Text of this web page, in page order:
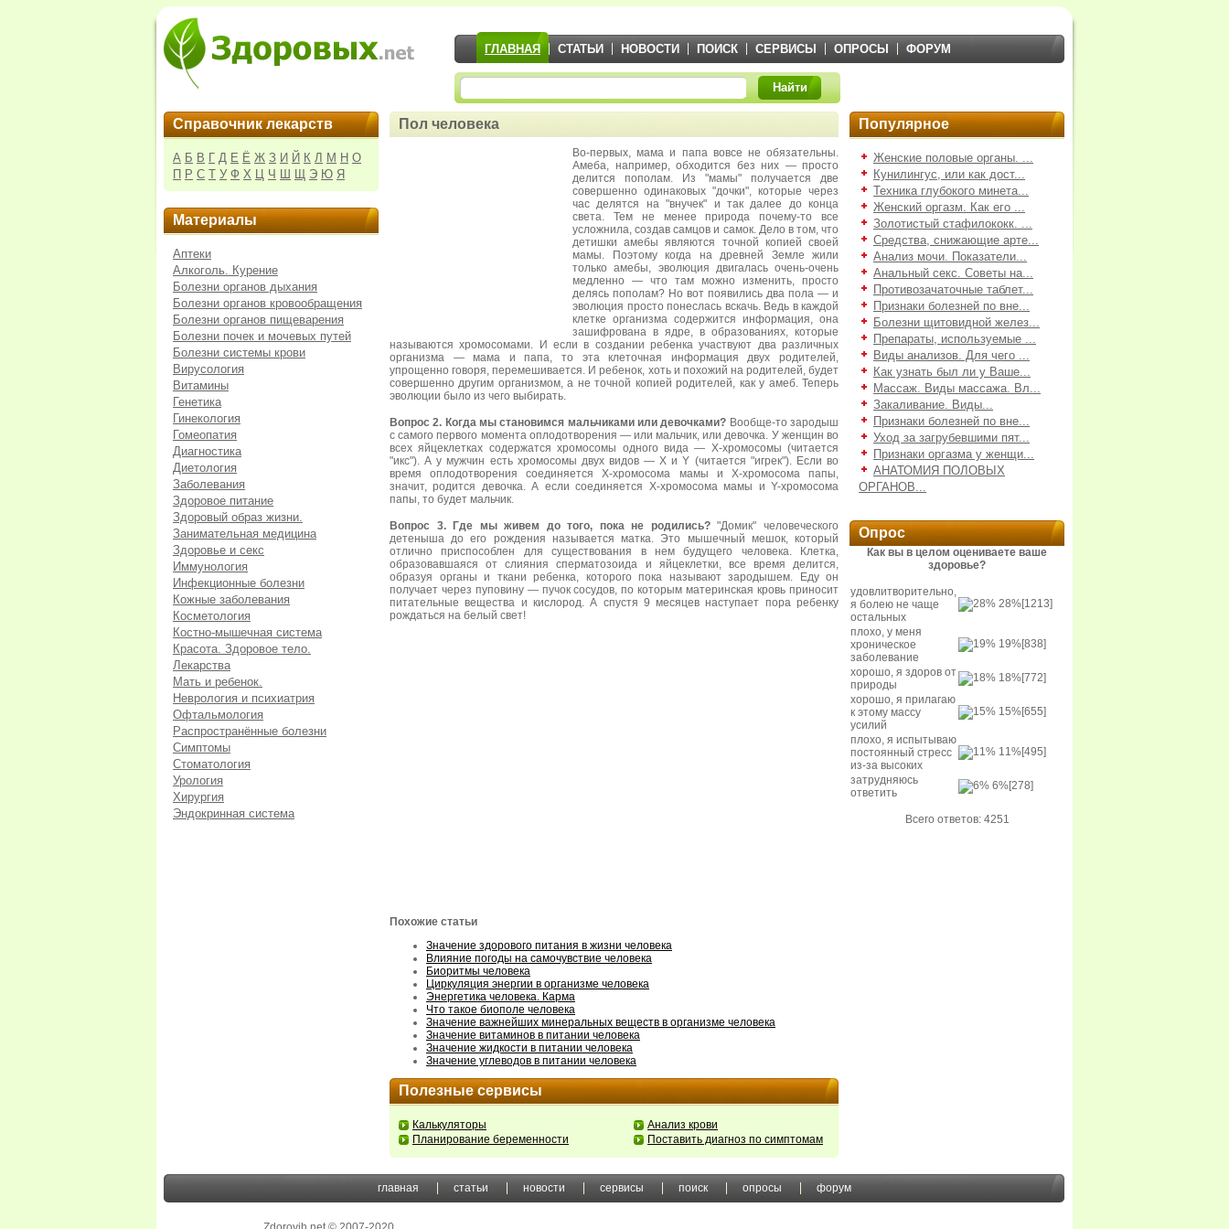
ГЛАВНАЯ СТАТЬИ НОВОСТИ ПОИСК СЕРВИСЫ ОПРОСЫ ФОРУМ
Найти
Справочник лекарств
А Б В Г Д Е Ё Ж З И Й К Л М Н О
П Р С Т У Ф Х Ц Ч Ш Щ Э Ю Я
Материалы
Аптеки
Алкоголь. Курение
Болезни органов дыхания
Болезни органов кровообращения
Болезни органов пищеварения
Болезни почек и мочевых путей
Болезни системы крови
Вирусология
Витамины
Генетика
Гинекология
Гомеопатия
Диагностика
Диетология
Заболевания
Здоровое питание
Здоровый образ жизни.
Занимательная медицина
Здоровье и секс
Иммунология
Инфекционные болезни
Кожные заболевания
Косметология
Костно-мышечная система
Красота. Здоровое тело.
Лекарства
Мать и ребенок.
Неврология и психиатрия
Офтальмология
Распространённые болезни
Симптомы
Стоматология
Урология
Хирургия
Эндокринная система
Пол человека
Во-первых, мама и папа вовсе не обязательны.
Амеба, например, обходится без них — просто
делится пополам. Из "мамы" получается две
совершенно одинаковых "дочки", которые через
час делятся на "внучек" и так далее до конца
света. Тем не менее природа почему-то все
усложнила, создав самцов и самок. Дело в том, что
детишки амебы являются точной копией своей
мамы. Поэтому когда на древней Земле жили
только амебы, эволюция двигалась очень-очень
медленно — что там можно изменить, просто
делясь пополам? Но вот появились два пола — и
эволюция просто понеслась вскачь. Ведь в каждой
клетке организма содержится информация, она
зашифрована в ядре, в образованиях, которые
называются хромосомами. И если в создании ребенка участвуют два различных
организма — мама и папа, то эта клеточная информация двух родителей,
упрощенно говоря, перемешивается. И ребенок, хоть и похожий на родителей, будет
совершенно другим организмом, а не точной копией родителей, как у амеб. Теперь
эволюции было из чего выбирать.
Вопрос 2. Когда мы становимся мальчиками или девочками? Вообще-то зародыш
с самого первого момента оплодотворения — или мальчик, или девочка. У женщин во
всех яйцеклетках содержатся хромосомы одного вида — Х-хромосомы (читается
"икс"). А у мужчин есть хромосомы двух видов — X и Y (читается "игрек"). Если во
время оплодотворения соединяется Х-хромосома мамы и Х-хромосома папы,
значит, родится девочка. А если соединяется Х-хромосома мамы и Y-хромосома
папы, то будет мальчик.
Вопрос 3. Где мы живем до того, пока не родились?"Домик" человеческого
детеныша до его рождения называется матка. Это мышечный мешок, который
отлично приспособлен для существования в нем будущего человека. Клетка,
образовавшаяся от слияния сперматозоида и яйцеклетки, все время делится,
образуя органы и ткани ребенка, которого пока называют зародышем. Еду он
получает через пуповину — пучок сосудов, по которым материнская кровь приносит
питательные вещества и кислород. А спустя 9 месяцев наступает пора ребенку
рождаться на белый свет!
Похожие статьи
Значение здорового питания в жизни человека
Влияние погоды на самочувствие человека
Биоритмы человека
Циркуляция энергии в организме человека
Энергетика человека. Карма
Что такое биополе человека
Значение важнейших минеральных веществ в организме человека
Значение витаминов в питании человека
Значение жидкости в питании человека
Значение углеводов в питании человека
Полезные сервисы
Калькуляторы
Планирование беременности
Анализ крови
Поставить диагноз по симптомам
Популярное
Женские половые органы. ...
Кунилингус, или как дост...
Техника глубокого минета...
Женский оргазм. Как его ...
Золотистый стафилококк. ...
Средства, снижающие арте...
Анализ мочи. Показатели...
Анальный секс. Советы на...
Противозачаточные таблет...
Признаки болезней по вне...
Болезни щитовидной желез...
Препараты, используемые ...
Виды анализов. Для чего ...
Как узнать был ли у Ваше...
Массаж. Виды массажа. Вл...
Закаливание. Виды...
Признаки болезней по вне...
Уход за загрубевшими пят...
Признаки оргазма у женщи...
АНАТОМИЯ ПОЛОВЫХ
ОРГАНОВ...
Опрос
Как вы в целом оцениваете ваше
здоровье?
удовлитворительно,
я болею не чаще
остальных
28%[1213]
плохо, у меня
хроническое
заболевание
19%[838]
хорошо, я здоров от
природы
18%[772]
хорошо, я прилагаю
к этому массу
усилий
15%[655]
плохо, я испытываю
постоянный стресс
из-за высоких
11%[495]
затрудняюсь
ответить
6%[278]
Всего ответов: 4251
главная статьи новости сервисы поиск опросы форум